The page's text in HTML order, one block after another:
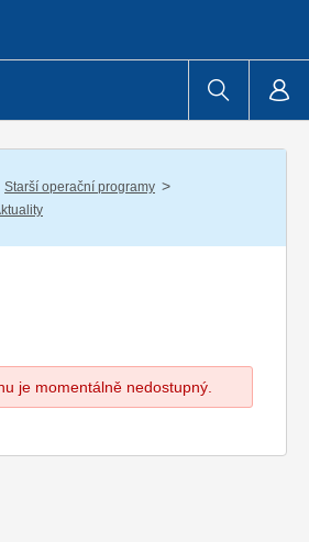
Starší operační programy /
je momentálně nedostupný.